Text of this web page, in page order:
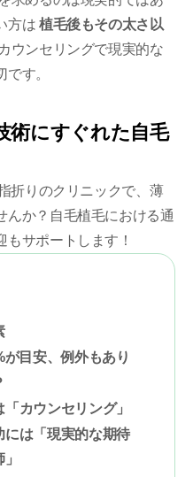
方は 植毛後もその太さ以
ウンセリングで現実的な
す。
術にすぐれた自毛
折りのクリニックで、薄
んか？自毛植毛における通
サポートします！
目安、例外もあり
カウンセリング」
には「現実的な期待